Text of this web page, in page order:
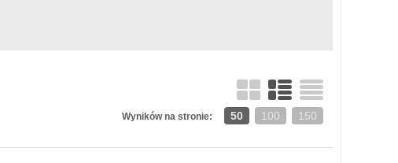
Wyników na stronie: 50 100 150